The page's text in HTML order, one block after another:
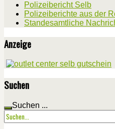
Polizeibericht Selb
Polizeiberichte aus der
Standesamtliche
Anzeige
Suchen
Suchen ...